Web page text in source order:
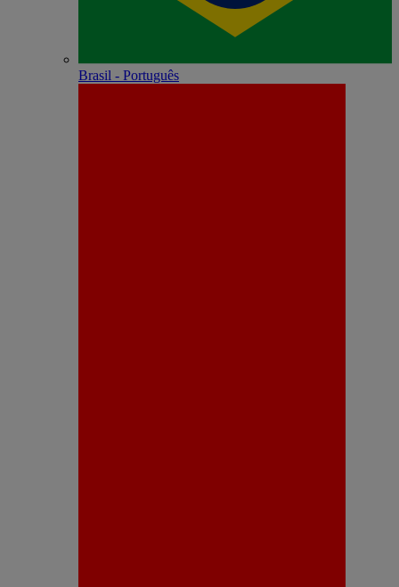
Brasil - Português